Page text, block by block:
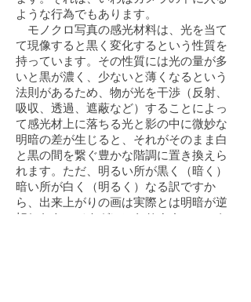
ような行為でもあります。
モノクロ写真の感光材料は、光を当て
て現像すると黒く変化するという性質を
持っています。その性質には光の量が多
いと黒が濃く、少ないと薄くなるという
法則があるため、物が光を干渉（反射、
吸収、透過、遮蔽など）することによっ
て感光材上に落ちる光と影の中に微妙な
明暗の差が生じると、それがそのまま白
と黒の間を繋ぐ豊かな階調に置き換えら
れます。ただ、明るい所が黒く（暗く）
暗い所が白く（明るく）なる訳ですか
ら、出来上がりの画は実際とは明暗が逆
転したもの（ネガ）になります。フォト